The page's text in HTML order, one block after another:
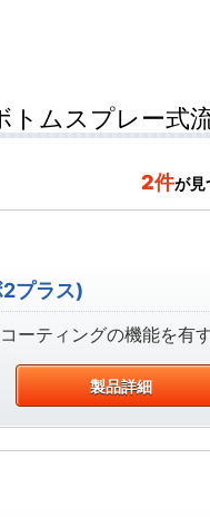
トムスプレー式
2件が見
プラス)
ーティングの機能を有
製品詳細